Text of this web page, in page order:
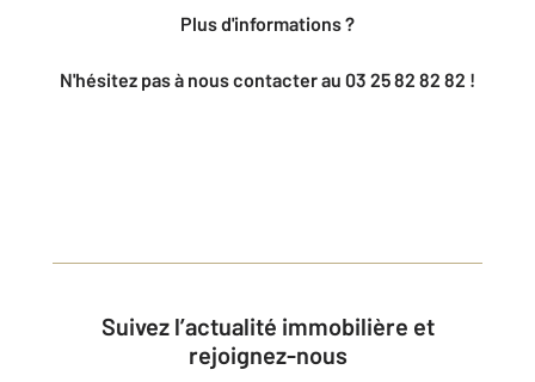
Plus d'informations ?
N'hésitez pas à nous contacter au 03 25 82 82 82 !
Suivez l’actualité immobilière et
rejoignez-nous